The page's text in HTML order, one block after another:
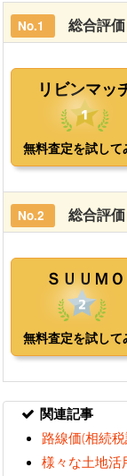
関連記事
路線価(相続
様々な土地活